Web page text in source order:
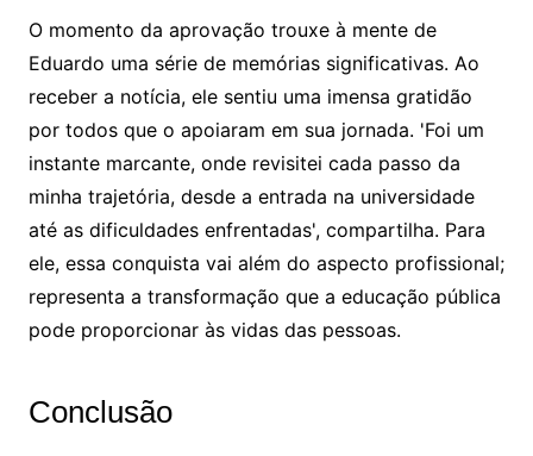
O momento da aprovação trouxe à mente de
Eduardo uma série de memórias significativas. Ao
receber a notícia, ele sentiu uma imensa gratidão
por todos que o apoiaram em sua jornada. 'Foi um
instante marcante, onde revisitei cada passo da
minha trajetória, desde a entrada na universidade
até as dificuldades enfrentadas', compartilha. Para
ele, essa conquista vai além do aspecto profissional;
representa a transformação que a educação pública
pode proporcionar às vidas das pessoas.
Conclusão